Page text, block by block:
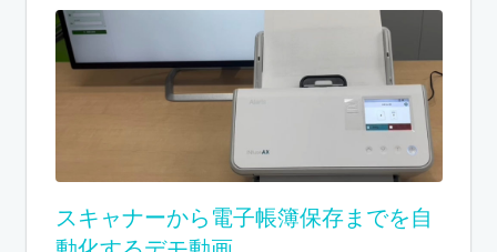
スキャナーから電子帳簿保存までを自